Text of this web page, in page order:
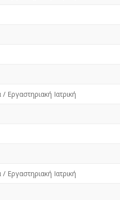
Εργαστηριακή Ιατρική
Εργαστηριακή Ιατρική